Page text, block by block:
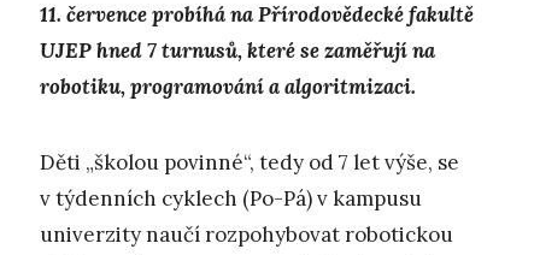
11. července probíhá na Přírodovědecké fakultě
UJEP hned 7 turnusů, které se zaměřují na
robotiku, programování a algoritmizaci.
Děti „školou povinné“, tedy od 7 let výše, se
v týdenních cyklech (Po-Pá) v kampusu
univerzity naučí rozpohybovat robotickou